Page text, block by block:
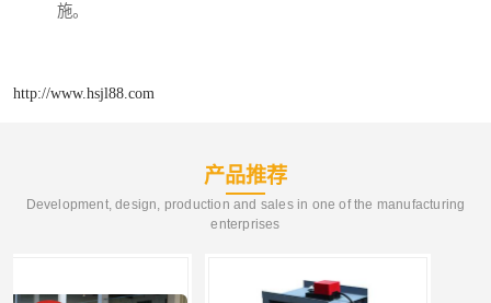
施。
http://www.hsjl88.com
产品推荐
Development, design, production and sales in one of the manufacturing
enterprises